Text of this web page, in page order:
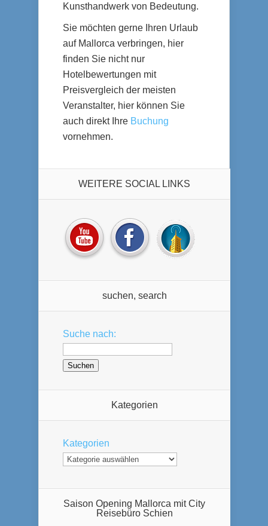
Kunsthandwerk von Bedeutung.
Sie möchten gerne Ihren Urlaub
auf Mallorca verbringen, hier
finden Sie nicht nur
Hotelbewertungen mit
Preisvergleich der meisten
Veranstalter, hier können Sie
auch direkt Ihre Buchung
vornehmen.
WEITERE SOCIAL LINKS
suchen, search
Suche nach:
Kategorien
Kategorien
Saison Opening Mallorca mit City
Reisebüro Schien